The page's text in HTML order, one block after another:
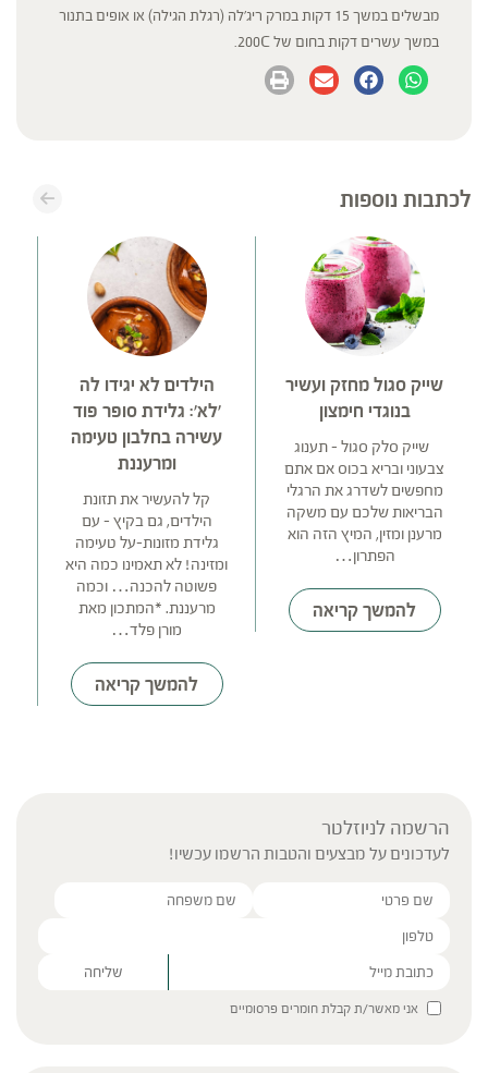
מבשלים במשך 15 דקות במרק ריג'לה (רגלת הגילה) או אופים בתנור
במשך עשרים דקות בחום שלC
200.
לכתבות נוספות
שייק סגול מחזק ועשיר
בנוגדי חימצון
שייק סלק סגול – תענוג
צבעוני ובריא בכוס אם אתם
מחפשים לשדרג את הרגלי
הבריאות שלכם עם משקה
מרענן ומזין, המיץ הזה הוא
הפתרון…
להמשך קריאה
הילדים לא יגידו לה
'לא': גלידת סופר פוד
עשירה בחלבון טעימה
ומרעננת
קל להעשיר את תזונת
הילדים, גם בקיץ – עם
גלידת מזונות-על טעימה
ומזינה! לא תאמינו כמה היא
פשוטה להכנה… וכמה
מרעננת. *המתכון מאת
מורן פלד…
להמשך קריאה
הרשמה לניוזלטר
לעדכונים על מבצעים והטבות הרשמו עכשיו!
Please leave this field empty.
אני מאשר/ת קבלת חומרים פרסומיים